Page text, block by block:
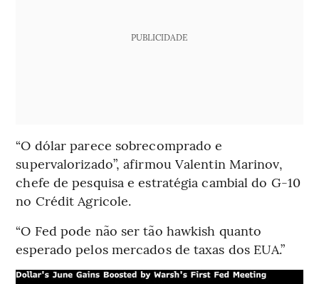
PUBLICIDADE
“O dólar parece sobrecomprado e
supervalorizado”, afirmou Valentin Marinov,
chefe de pesquisa e estratégia cambial do G-10
no Crédit Agricole.
“O Fed pode não ser tão hawkish quanto
esperado pelos mercados de taxas dos EUA.”